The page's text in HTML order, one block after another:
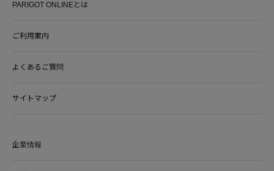
PARIGOT ONLINEとは
ご利用案内
よくあるご質問
サイトマップ
企業情報